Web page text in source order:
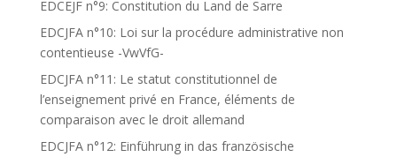
EDCEJF n°9: Constitution du Land de Sarre
EDCJFA n°10: Loi sur la procédure administrative non
contentieuse -VwVfG-
EDCJFA n°11: Le statut constitutionnel de
l’enseignement privé en France, éléments de
comparaison avec le droit allemand
EDCJFA n°12: Einführung in das französische